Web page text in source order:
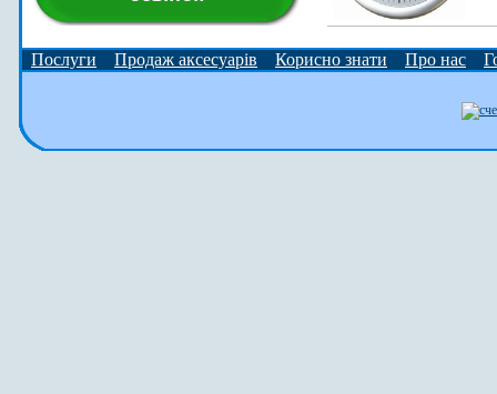
Послуги Продаж аксесуарів Корисно знати Про нас